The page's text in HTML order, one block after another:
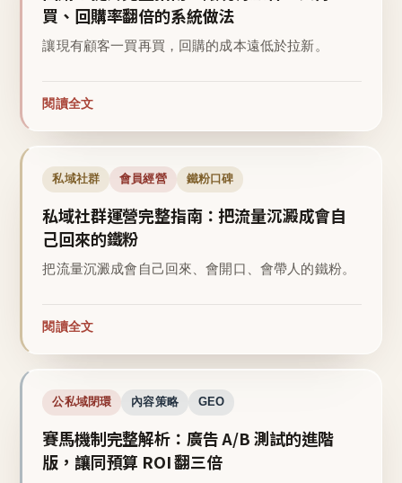
買、回購率翻倍的系統做法
讓現有顧客一買再買，回購的成本遠低於拉新。
閱讀全文
私域社群 會員經營 鐵粉口碑
私域社群運營完整指南：把流量沉澱成會自
己回來的鐵粉
把流量沉澱成會自己回來、會開口、會帶人的鐵粉。
閱讀全文
公私域閉環 內容策略 GEO
賽馬機制完整解析：廣告 A/B 測試的進階
版，讓同預算 ROI 翻三倍